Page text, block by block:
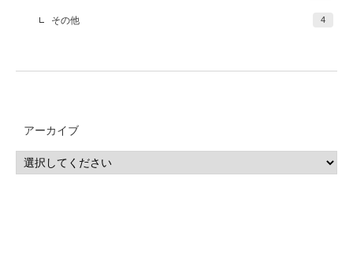
その他 4
アーカイブ